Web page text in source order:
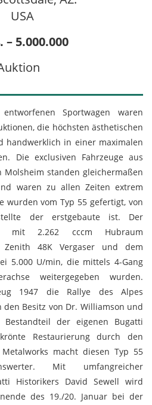
USA
– 5.000.000
Sportwagen waren
die höchsten ästhetischen
handwerklich in einer maximalen
Die exclusiven Fahrzeuge aus
Molsheim standen gleichermaßen
waren zu allen Zeiten extrem
wurden vom Typ 55 gefertigt, von
der erstgebaute ist. Der
mit 2.262 cccm Hubraum
48K Vergaser und dem
5.000 U/min, die mittels 4-Gang
weitergegeben wurden.
1947 die Rallye des Alpes
Besitz von Dr. Williamson und
der eigenen Bugatti
Restaurierung durch den
macht diesen Typ 55
Mit umfangreicher
Historikers David Sewell wird
des 19./20. Januar bei der